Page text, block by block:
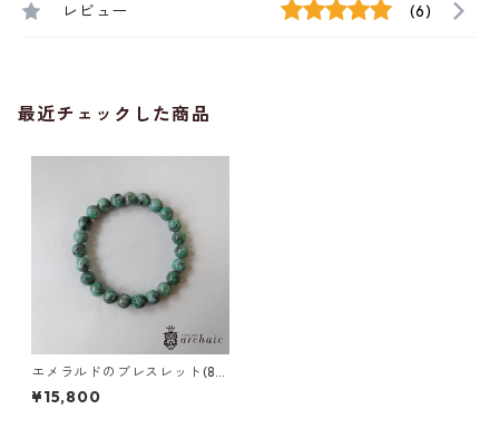
レビュー (6)
最近チェックした商品
エメラルドのブレスレット(8m
m)
¥15,800